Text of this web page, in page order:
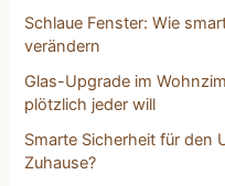
Schlaue Fenster: Wie
verändern
Glas-Upgrade im
plötzlich jeder will
Smarte Sicherheit für den
Zuhause?